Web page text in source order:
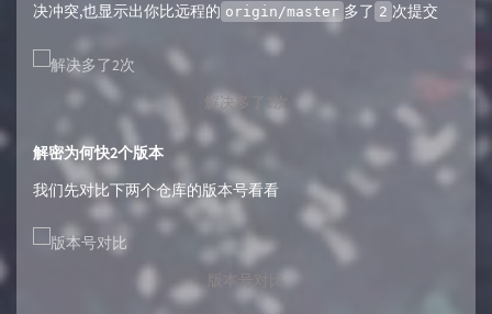
决冲突,也显示出你比远程的 origin/master 多了 2 次提交
解决多了2次
解密为何快2个版本
我们先对比下两个仓库的版本号看看
版本号对比